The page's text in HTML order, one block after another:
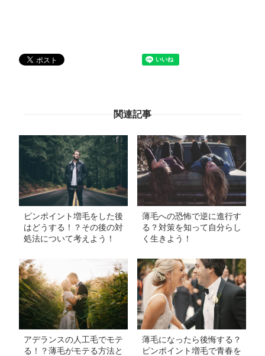
関連記事
ピンポイント増毛をした後
はどうする！？その後の対
処法について考えよう！
薄毛への恐怖で逆に進行す
る？対策を知って自分らし
く生きよう！
アデランスの人工毛でモテ
る！？薄毛がモテる方法と
薄毛になったら後悔する？
ピンポイント増毛で青春を